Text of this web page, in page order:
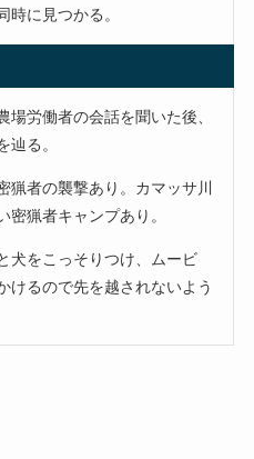
時に見つかる。
場労働者の会話を聞いた後、
辿る。
猟者の襲撃あり。カマッサ川
密猟者キャンプあり。
犬をこっそりつけ、ムービ
けるので先を越されないよう